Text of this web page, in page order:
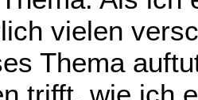
vielen
Thema
trifft, wie ich